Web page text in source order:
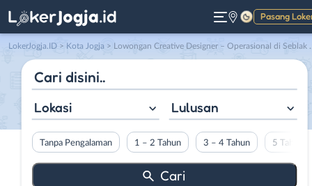
Pasang
Gelap
LokerJogja.ID > Kota Jogja > Lowongan Creative Designer – Operasional di Seblak Asgar
Lokasi Lulusan
Tanpa Pengalaman 1 – 2 Tahun 3 – 4 Tahun 5 Tahun